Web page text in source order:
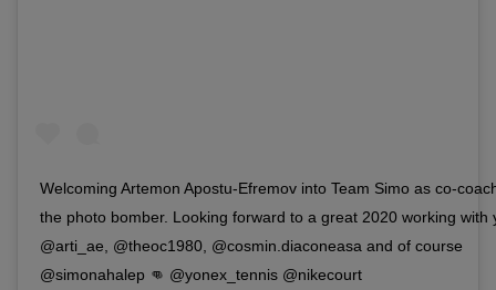
Welcoming Artemon Apostu-Efremov into Team Simo as co-
the photo bomber. Looking forward to a great 2020 working with
@arti_ae, @theoc1980, @cosmin.diaconeasa and of course
@simonahalep 👊 @yonex_tennis @nikecourt